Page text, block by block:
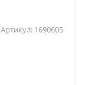
Артикул: 1690605